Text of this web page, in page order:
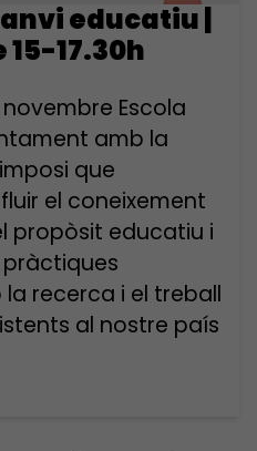
educatiu |
17.30h
Escola
amb la
que
el coneixement
propòsit educatiu i
recerca i el treball
al nostre país